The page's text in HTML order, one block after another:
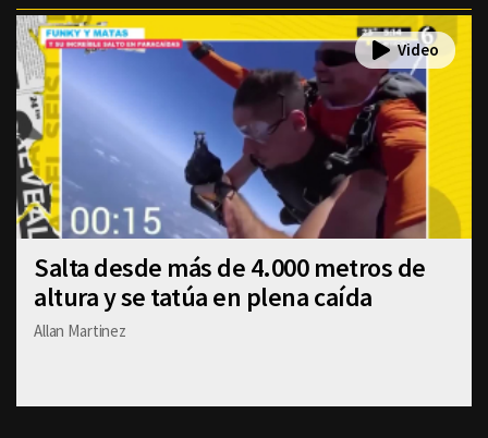
Salta desde más de 4.000 metros de
altura y se tatúa en plena caída
Allan Martinez